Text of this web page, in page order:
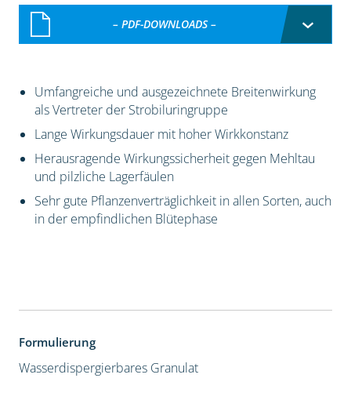
– PDF-DOWNLOADS –
Umfangreiche und ausgezeichnete Breitenwirkung
als Vertreter der Strobiluringruppe
Lange Wirkungsdauer mit hoher Wirkkonstanz
Herausragende Wirkungssicherheit gegen Mehltau
und pilzliche Lagerfäulen
Sehr gute Pflanzenverträglichkeit in allen Sorten, auch
in der empfindlichen Blütephase
Formulierung
Wasserdispergierbares Granulat